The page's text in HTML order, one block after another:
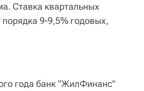
Ставка квартальных
порядка 9-9,5% годовых,
года банк "ЖилФинанс"